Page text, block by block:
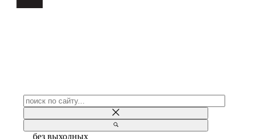
без выходных